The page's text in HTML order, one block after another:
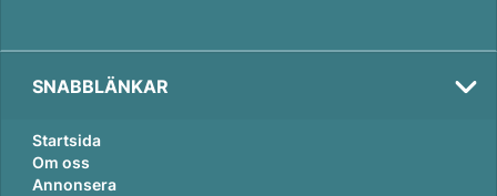
SNABBLÄNKAR
Startsida
Om oss
Annonsera